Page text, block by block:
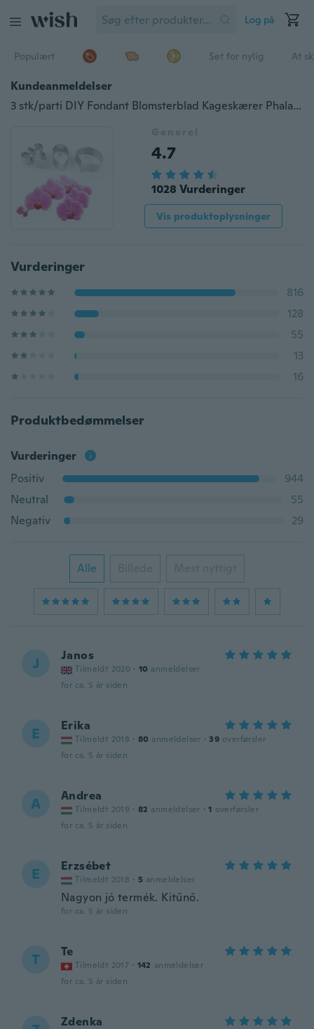
Log på
Populært Set for nylig At
Kundeanmeldelser
3 stk/parti DIY Fondant Blomsterblad Kageskærer Phalaenopsis Møl Orkidé Stål Kager Værktøj Kage Dekorationsform
Generel
4.7
1028 Vurderinger
Vis produktoplysninger
Vurderinger
816
128
55
13
16
Produktbedømmelser
Vurderinger
Positiv
944
Neutral
55
Negativ
29
Alle Billede Mest nyttigt
J Janos
Tilmeldt 2020 · 10 anmeldelser
for ca. 5 år siden
E Erika
Tilmeldt 2018 · 80 anmeldelser · 39 overførsler
for ca. 5 år siden
A Andrea
Tilmeldt 2019 · 82 anmeldelser · 1 overførsler
for ca. 5 år siden
E Erzsébet
Tilmeldt 2018 · 5 anmeldelser
Nagyon jó termék. Kitűnő.
for ca. 5 år siden
T Te
Tilmeldt 2017 · 142 anmeldelser
for ca. 5 år siden
Zdenka